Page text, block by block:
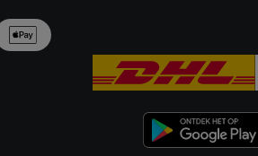
te klikken, stem je in met alle
de opslagperiode van de gegevens en je
privacyverklaring.Je vindt de